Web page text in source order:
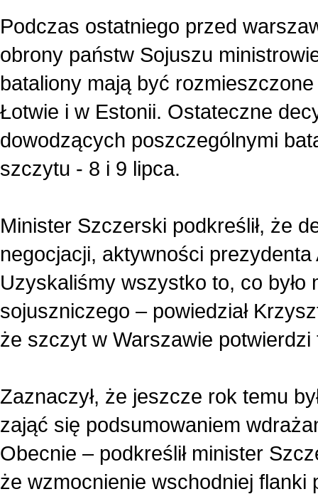
Podczas ostatniego przed
obrony państw Sojuszu
bataliony mają być
Łotwie i w Estonii. Ostateczne
dowodzących poszczególnymi
szczytu - 8 i 9 lipca.
Minister Szczerski podkreślił, że
negocjacji, aktywności
Uzyskaliśmy wszystko to, co
sojuszniczego – powiedział
że szczyt w Warszawie potwierdzi
Zaznaczył, że jeszcze rok temu
zająć się podsumowaniem
Obecnie – podkreślił minister
że wzmocnienie wschodniej flanki